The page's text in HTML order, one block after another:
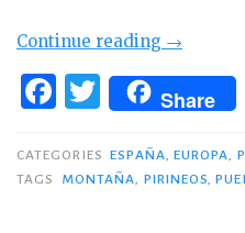
Continue reading «Pueblos
del
de
Santiago:
→
F
c
e
T
w
it
te
Share
CATEGORIES ESPAÑA EUROPA
TAGS
MONTAÑA PIRINEOS ,